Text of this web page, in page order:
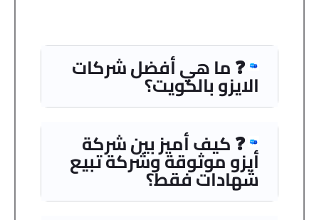
❓ ما هي أفضل شركات
الايزو بالكويت؟
❓ كيف أميز بين شركة
أيزو موثوقة وشركة تبيع
شهادات فقط؟